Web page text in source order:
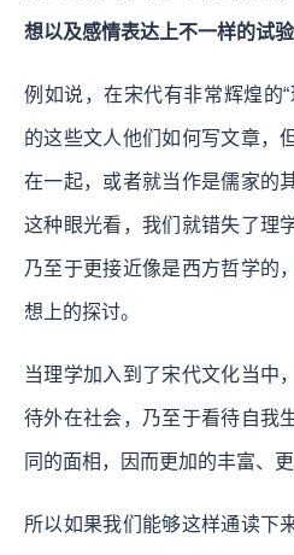
想以及感情表达上不一样的试
例如说，在宋代有非常辉煌的
的这些文人他们如何写文章，
在一起，或者就当作是儒家的
这种眼光看，我们就错失了理
乃至于更接近像是西方哲学的
想上的探讨。
当理学加入到了宋代文化当中
待外在社会，乃至于看待自我
同的面相，因而更加的丰富、更
所以如果我们能够这样通读下